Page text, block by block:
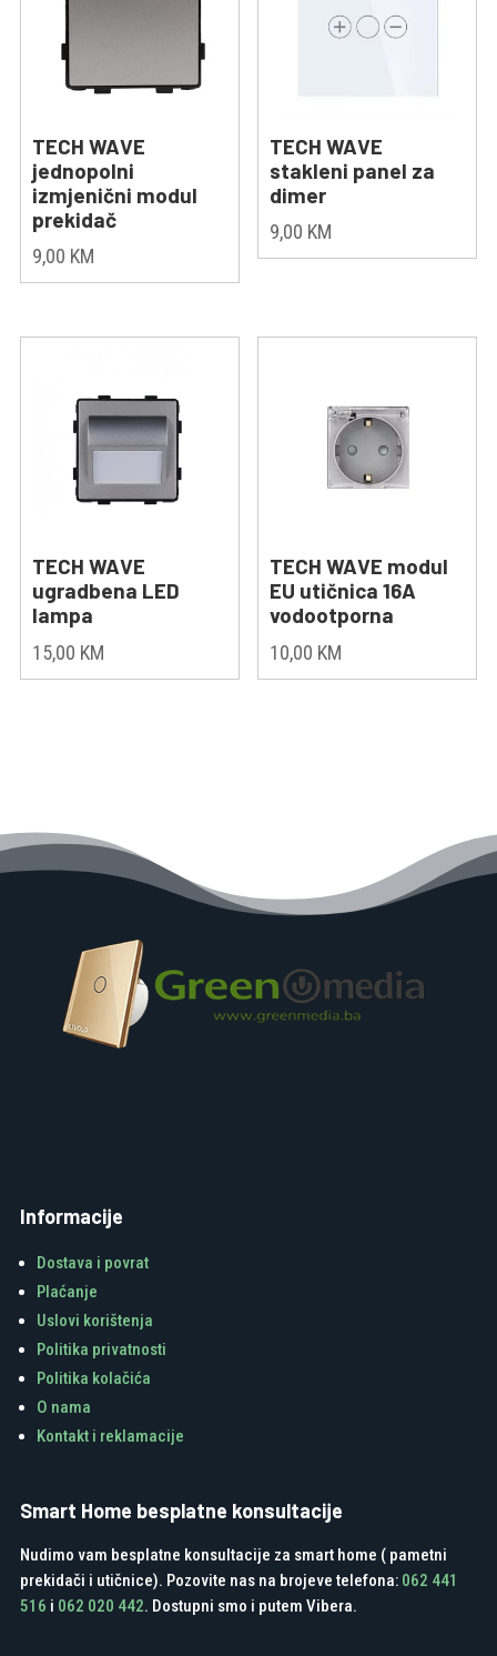
TECH WAVE
jednopolni
izmjenični modul
prekidač
9,00 KM
TECH WAVE
stakleni panel za
dimer
9,00 KM
TECH WAVE
ugradbena LED
lampa
15,00 KM
TECH WAVE modul
EU utičnica 16A
vodootporna
10,00 KM
Informacije
Dostava i povrat
Plaćanje
Uslovi korištenja
Politika privatnosti
Politika kolačića
O nama
Kontakt i reklamacije
Smart Home besplatne konsultacije
Nudimo vam besplatne konsultacije za smart home ( pametni
prekidači i utičnice). Pozovite nas na brojeve telefona: 062 441
516 i 062 020 442. Dostupni smo i putem Vibera.